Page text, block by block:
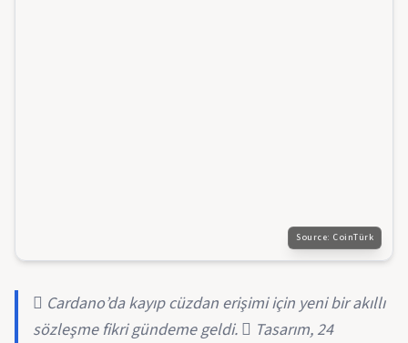
Source: CoinTürk
 Cardano’da kayıp cüzdan erişimi için yeni bir akıllı
sözleşme fikri gündeme geldi.  Tasarım, 24